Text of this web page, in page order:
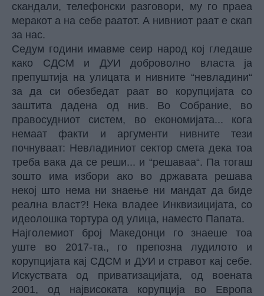
скандали, телефонски разговори, му го праеа
меракот а на себе раатот. А нивниот раат е скап
за нас.
Седум години имавме сеир народ кој гледаше
како СДСМ и ДУИ доброволно власта ја
препуштија на улицата и нивните “невладини“
за да си обезбедат раат во корупцијата со
заштита дадена од нив. Во Собрание, во
правосудниот систем, во економијата... кога
немаат факти и аргументи нивните тези
почнуваат: Невладиниот сектор смета дека тоа
треба вака да се реши... и “решаваа“. Па тогаш
зошто има избори ако во државата решава
некој што нема ни знаење ни мандат да биде
реална власт?! Нека владее Инквизицијата, со
идеолошка тортура од улица, наместо Папата.
Најголемиот број Македонци го знаеше тоа
уште во 2017-та., го препозна лудилото и
корупцијата кај СДСМ и ДУИ и стравот кај себе.
Искуствата од приватизацијата, од воената
2001, од највисоката корупција во Европа